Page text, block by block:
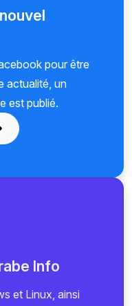
pour être
actualité, un
est publié.
Info
et Linux, ainsi